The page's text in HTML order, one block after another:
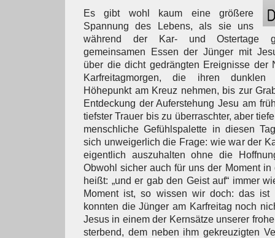
Es gibt wohl kaum eine größere
Spannung des Lebens, als sie uns
während der Kar- und Ostertage
gemeinsamen Essen der Jünger mit
über die dicht gedrängten Ereignisse der
Karfreitagmorgen, die ihren dunklen
Höhepunkt am Kreuz nehmen, bis zur
Entdeckung der Auferstehung Jesu am
tiefster Trauer bis zu überraschter, aber
menschliche Gefühlspalette in diesen
sich unweigerlich die Frage: wie war der
eigentlich auszuhalten ohne die
Obwohl sicher auch für uns der Moment
heißt: „und er gab den Geist auf“ immer
Moment ist, so wissen wir doch: das ist
konnten die Jünger am Karfreitag noch
Jesus in einem der Kernsätze unserer
sterbend, dem neben ihm gekreuzigten